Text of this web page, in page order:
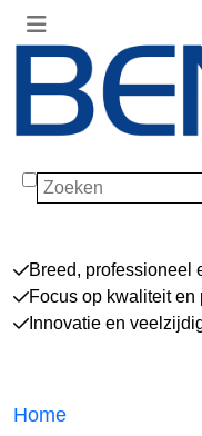
Zoeken
Breed, professioneel
Focus op kwaliteit en
Innovatie en
Home